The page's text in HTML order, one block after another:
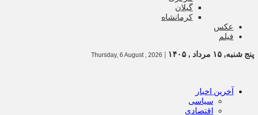
گیلان
کرمانشاه
عکس
فیلم
پنج شنبه, ۱۵ مرداد , ۱۴۰۵ |
Thursday, 6 August , 2026
آخرین اخبار
سیاسی
اقتصادی